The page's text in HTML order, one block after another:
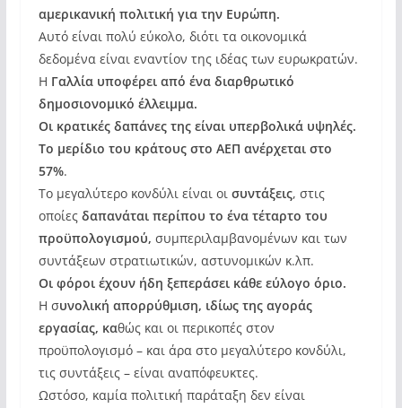
αμερικανική πολιτική για την Ευρώπη.
Αυτό είναι πολύ εύκολο, διότι τα οικονομικά
δεδομένα είναι εναντίον της ιδέας των ευρωκρατών.
Η Γαλλία υποφέρει από ένα διαρθρωτικό
δημοσιονομικό έλλειμμα.
Οι κρατικές δαπάνες της είναι υπερβολικά υψηλές.
Το μερίδιο του κράτους στο ΑΕΠ ανέρχεται στο
57%.
Το μεγαλύτερο κονδύλι είναι οι συντάξεις, στις
οποίες δαπανάται περίπου το ένα τέταρτο του
προϋπολογισμού, συμπεριλαμβανομένων και των
συντάξεων στρατιωτικών, αστυνομικών κ.λπ.
Οι φόροι έχουν ήδη ξεπεράσει κάθε εύλογο όριο.
Η συνολική απορρύθμιση, ιδίως της αγοράς
εργασίας, καθώς και οι περικοπές στον
προϋπολογισμό – και άρα στο μεγαλύτερο κονδύλι,
τις συντάξεις – είναι αναπόφευκτες.
Ωστόσο, καμία πολιτική παράταξη δεν είναι